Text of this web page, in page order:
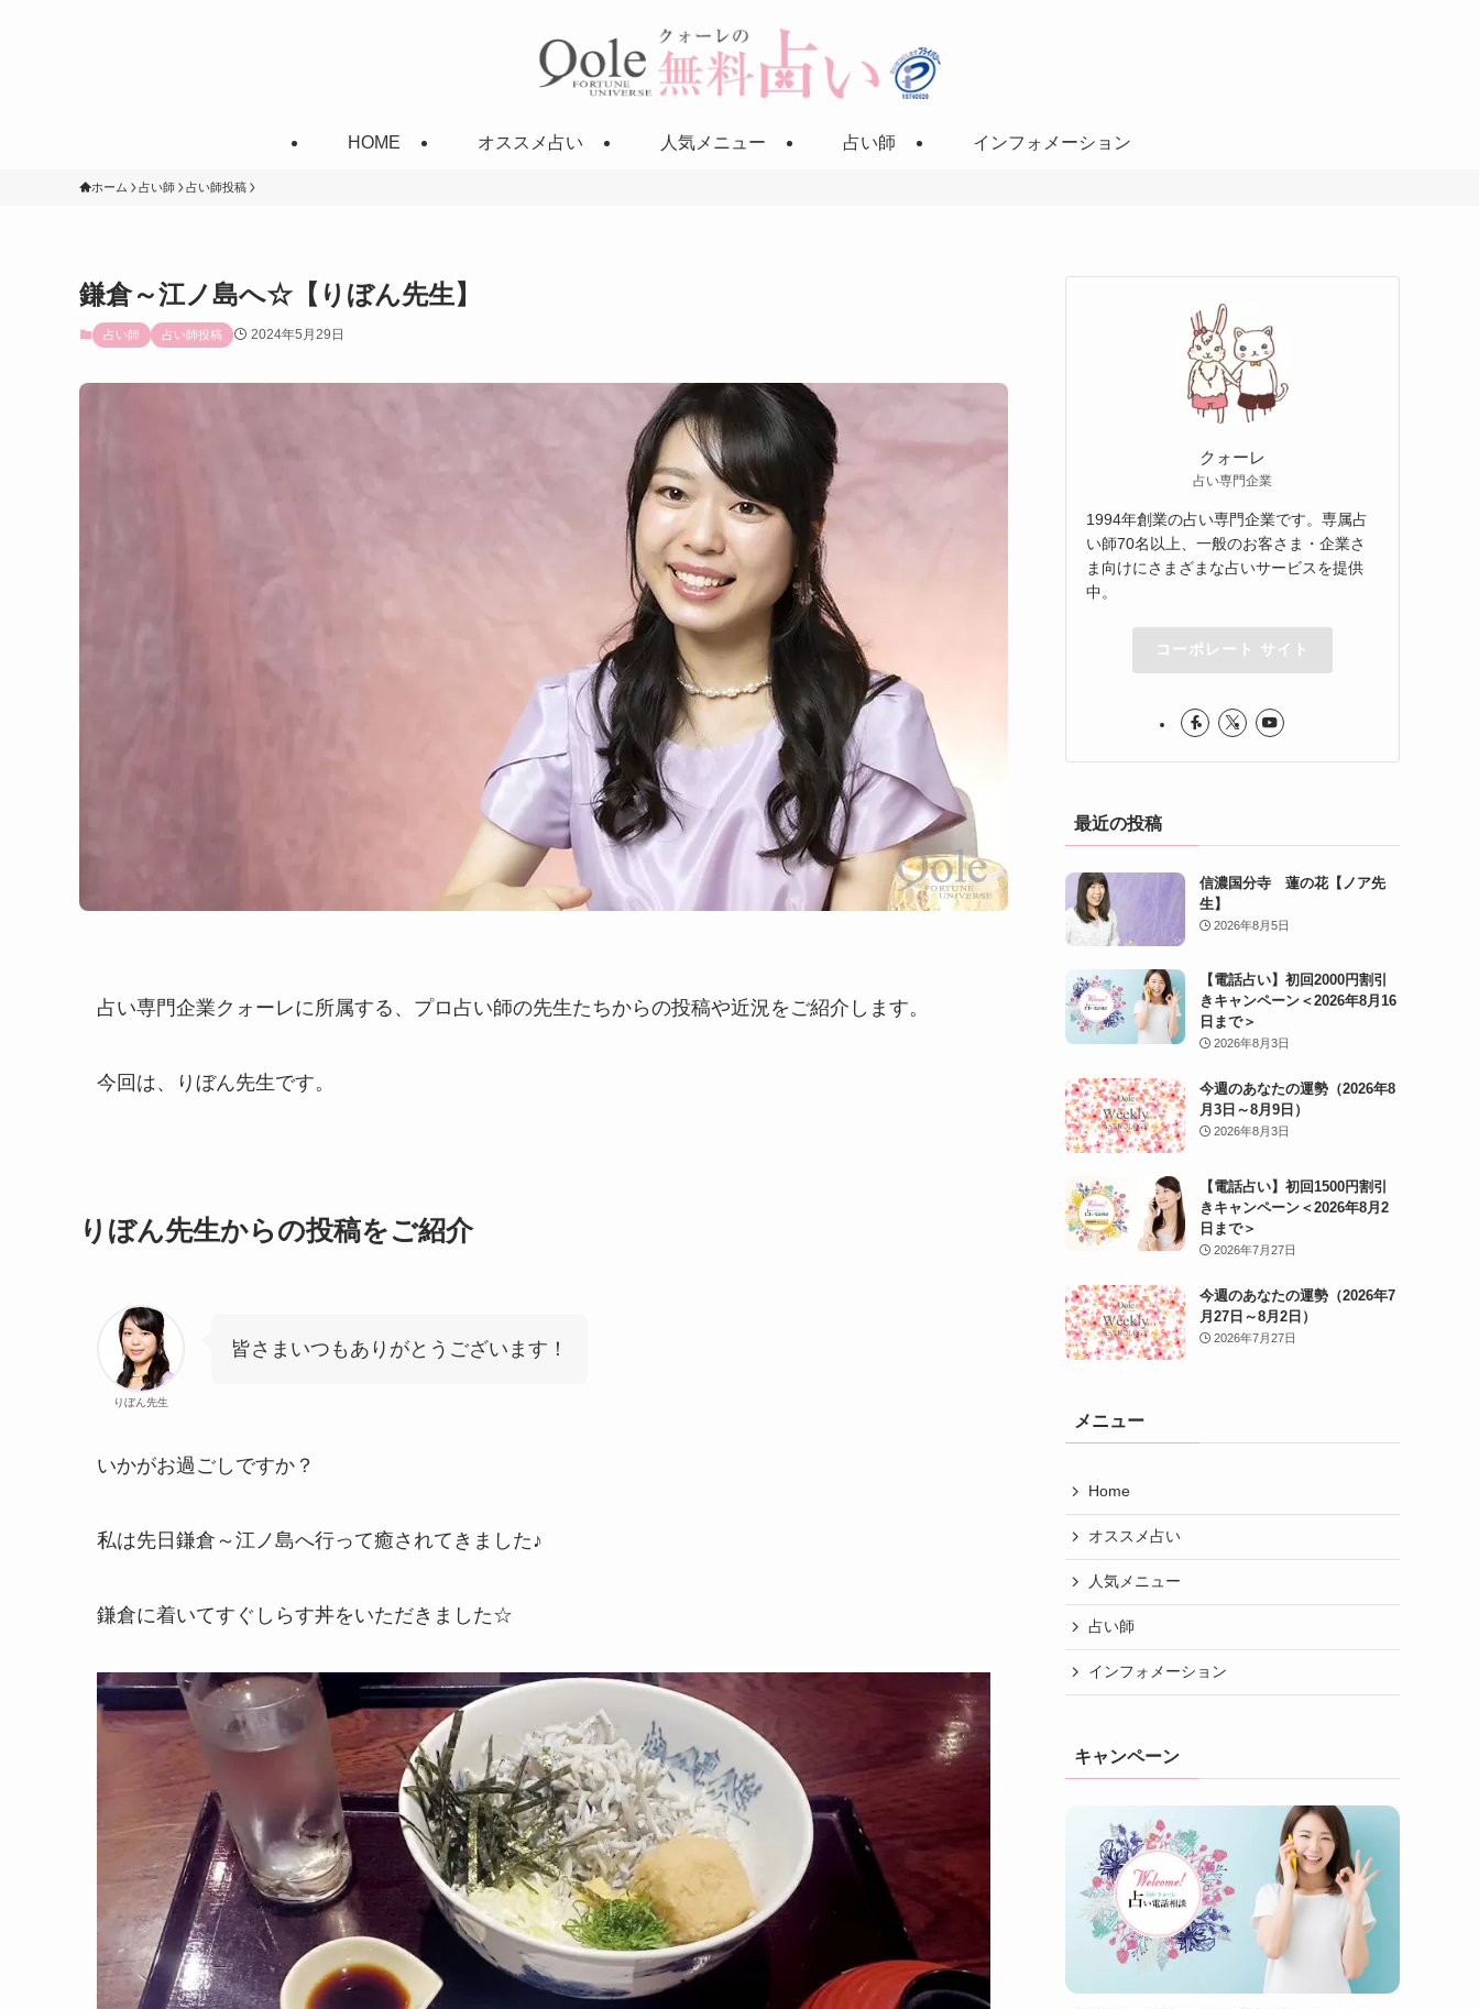
HOME オススメ占い 人気メニュー 占い師 インフォメーション
ホーム 占い師 占い師投稿
鎌倉～江ノ島へ☆【りぼん先生】
占い師 占い師投稿 2024年5月29日
占い専門企業クォーレに所属する、プロ占い師の先生たちからの投稿や近況をご紹介します。
今回は、りぼん先生です。
りぼん先生からの投稿をご紹介
りぼん先生
皆さまいつもありがとうございます！
いかがお過ごしですか？
私は先日鎌倉～江ノ島へ行って癒されてきました♪
鎌倉に着いてすぐしらす丼をいただきました☆
クォーレ
占い専門企業
1994年創業の占い専門企業です。専属占
い師70名以上、一般のお客さま・企業さ
ま向けにさまざまな占いサービスを提供
中。
コーポレート サイト
最近の投稿
信濃国分寺 蓮の花【ノア先
生】
2026年8月5日
【電話占い】初回2000円割引
きキャンペーン＜2026年8月16
日まで＞
2026年8月3日
今週のあなたの運勢（2026年8
月3日～8月9日）
2026年8月3日
【電話占い】初回1500円割引
きキャンペーン＜2026年8月2
日まで＞
2026年7月27日
今週のあなたの運勢（2026年7
月27日～8月2日）
2026年7月27日
メニュー
Home
オススメ占い
人気メニュー
占い師
インフォメーション
キャンペーン